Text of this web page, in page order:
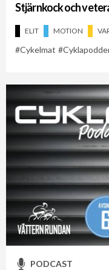
Stjärnkock och
ELIT MOTION
Cykelmat
PODCAST